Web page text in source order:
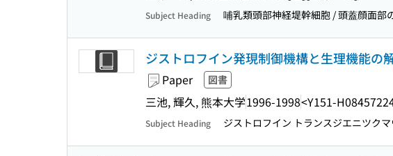
Subject Heading 哺乳類頭部神経堤幹細胞 / 頭蓋顔面部
ジストロフイン発現制御機構と生理機能の
Paper 図書
三池, 輝久, 熊本大学1996-1998<Y151-
Subject Heading ジストロフイン トランスジエニツク